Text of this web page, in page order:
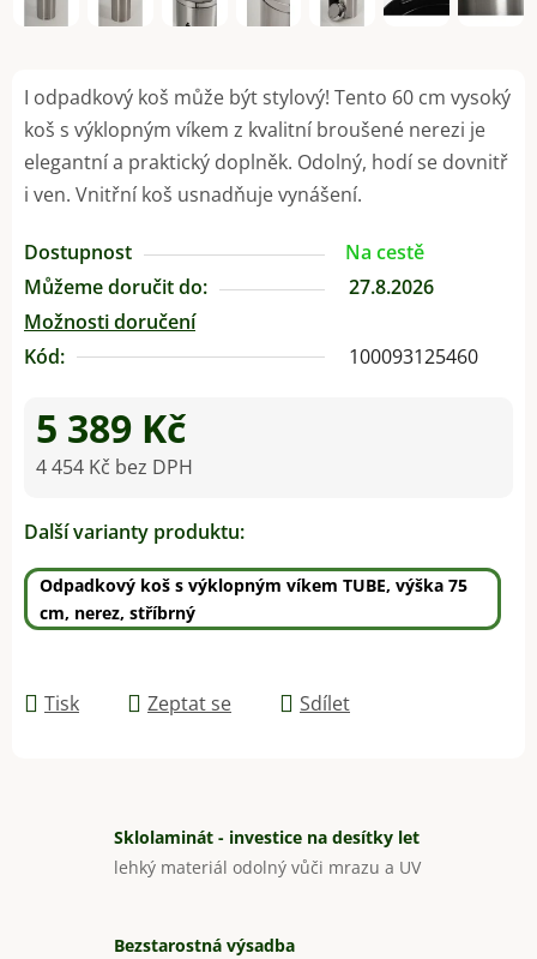
I odpadkový koš může být stylový! Tento 60 cm vysoký
koš s výklopným víkem z kvalitní broušené nerezi je
elegantní a praktický doplněk. Odolný, hodí se dovnitř
i ven. Vnitřní koš usnadňuje vynášení.
Dostupnost
Na cestě
Můžeme doručit do:
27.8.2026
Možnosti doručení
Kód:
100093125460
5 389 Kč
4 454 Kč bez DPH
Další varianty produktu:
Odpadkový koš s výklopným víkem TUBE, výška 75
cm, nerez, stříbrný
Tisk Zeptat se Sdílet
Sklolaminát - investice na desítky let
lehký materiál odolný vůči mrazu a UV
Bezstarostná výsadba